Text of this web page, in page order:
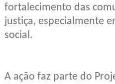
fortalecimento das
justiça, especialmente
social.
A ação faz parte do